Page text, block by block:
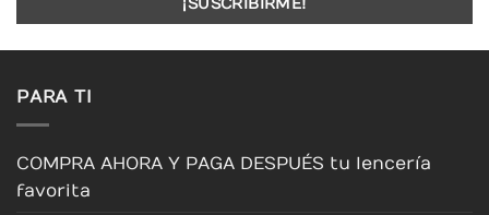
de
elegir
PARA TI
COMPRA AHORA Y PAGA DESPUÉS tu lencería
favorita